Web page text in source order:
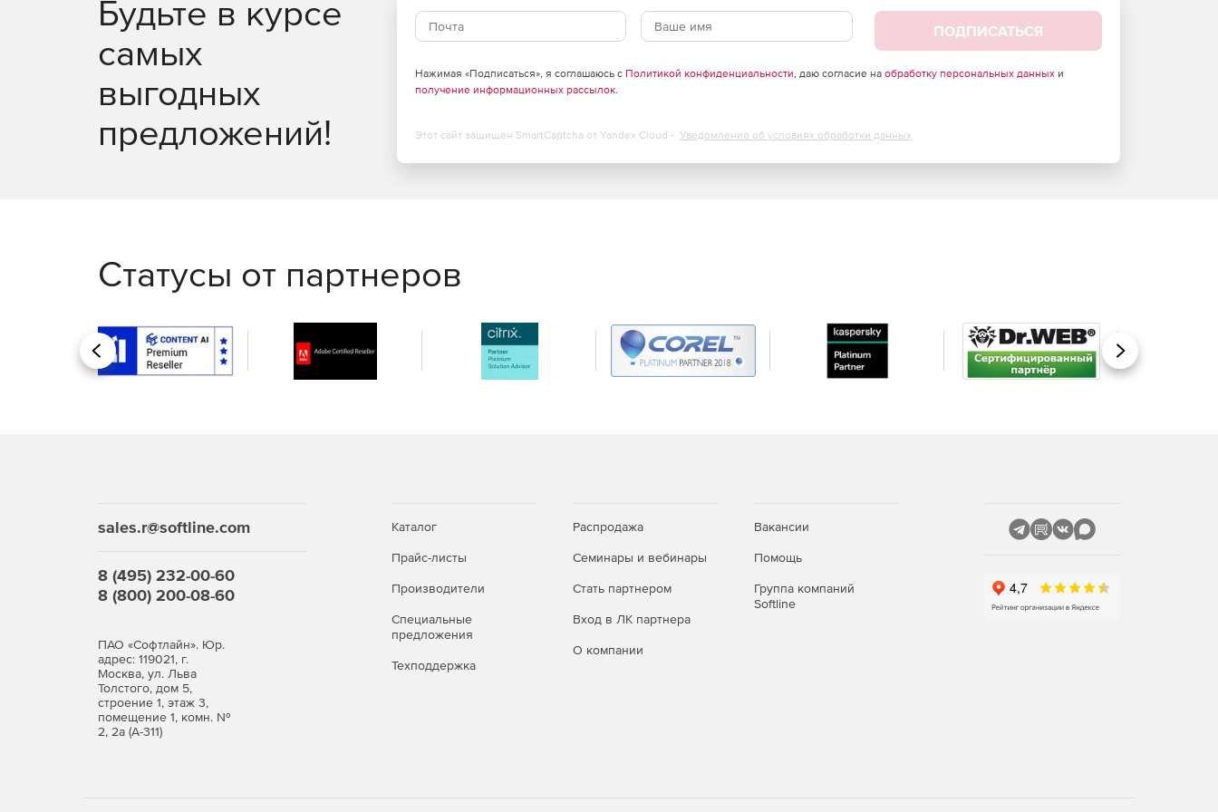
Возможность сжимать видеофайлы для удобного обмена
Простой ползунок позволяет уменьшить размер фильмов, чтобы они могли легко загружаться в
Интернете и социальных сетях и передаваться в текстовых сообщениях.
Будьте в курсе
самых
выгодных
предложений!
ПОДПИСАТЬСЯ
Нажимая «Подписаться», я соглашаюсь с Политикой конфиденциальности, даю согласие на обработку персональных данныхи
получение информационных рассылок.
Этот сайт защищен SmartCaptcha от Yandex Cloud - Уведомление об условиях обработки данных
Статусы от партнеров
Назад Вперед
sales.r@softline.com
8 (495) 232-00-60
8 (800) 200-08-60
ПАО «Софтлайн». Юр.
адрес: 119021, г.
Москва, ул. Льва
Толстого, дом 5,
строение 1, этаж 3,
помещение 1, комн. №
2, 2а (А-311)
Каталог
Прайс-листы
Производители
Специальные
предложения
Техподдержка
Распродажа
Семинары и вебинары
Стать партнером
Вход в ЛК партнера
О компании
Вакансии
Помощь
Группа компаний
Softline